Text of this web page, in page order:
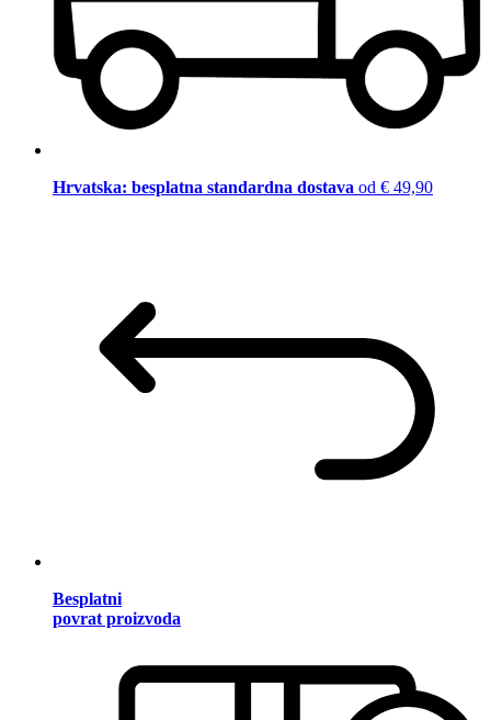
Hrvatska: besplatna standardna dostava od € 49,90
Besplatni
povrat proizvoda